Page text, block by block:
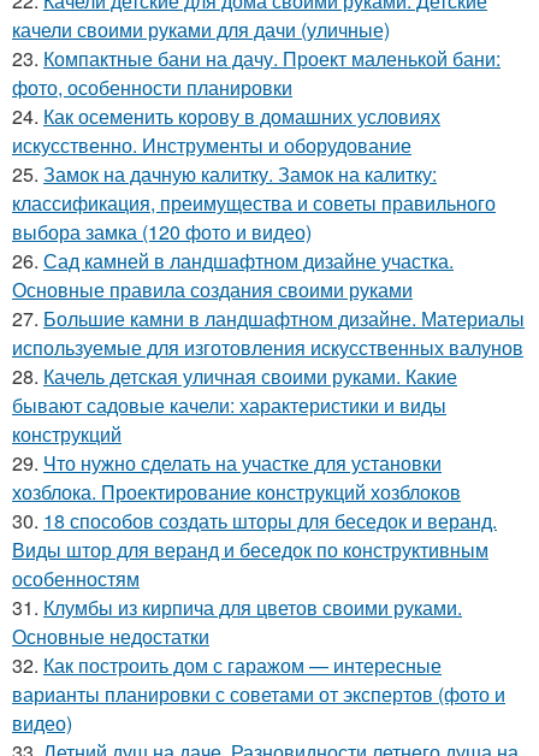
качели своими руками для дачи (уличные)
23. Компактные бани на дачу. Проект маленькой бани:
фото, особенности планировки
24. Как осеменить корову в домашних условиях
искусственно. Инструменты и оборудование
25. Замок на дачную калитку. Замок на калитку:
классификация, преимущества и советы правильного
выбора замка (120 фото и видео)
26. Сад камней в ландшафтном дизайне участка.
Основные правила создания своими руками
27. Большие камни в ландшафтном дизайне. Материалы
используемые для изготовления искусственных валунов
28. Качель детская уличная своими руками. Какие
бывают садовые качели: характеристики и виды
конструкций
29. Что нужно сделать на участке для установки
хозблока. Проектирование конструкций хозблоков
30. 18 способов создать шторы для беседок и веранд.
Виды штор для веранд и беседок по конструктивным
особенностям
31. Клумбы из кирпича для цветов своими руками.
Основные недостатки
32. Как построить дом с гаражом — интересные
варианты планировки с советами от экспертов (фото и
видео)